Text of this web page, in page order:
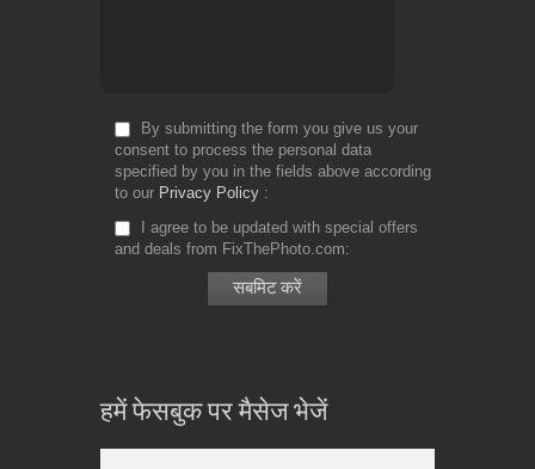
By submitting the form you give us your
consent to process the personal data
specified by you in the fields above according
to our Privacy Policy
I agree to be updated with special offers
and deals from FixThePhoto.com
हमें फेसबुक पर मैसेज भेजें